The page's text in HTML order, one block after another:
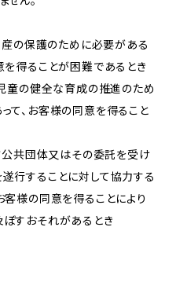
産の保護のために必要がある
を得ることが困難であるとき
童の健全な育成の推進のため
て、お客様の同意を得ること
公共団体又はその委託を受け
行することに対して協力する
様の同意を得ることにより
すおそれがあるとき